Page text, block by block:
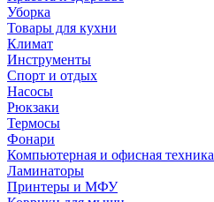
Уборка
Товары для кухни
Климат
Инструменты
Спорт и отдых
Насосы
Рюкзаки
Термосы
Фонари
Компьютерная и офисная техника
Ламинаторы
Принтеры и МФУ